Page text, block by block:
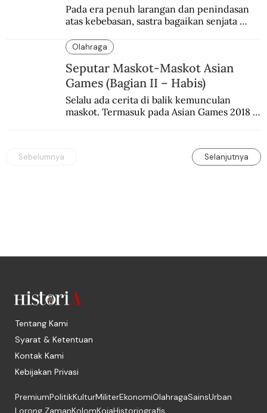
Pada era penuh larangan dan penindasan
atas kebebasan, sastra bagaikan senjata
Olahraga
Seputar Maskot-Maskot Asian
Games (Bagian II – Habis)
Selalu ada cerita di balik kemunculan
maskot. Termasuk pada Asian Games 2018
Sebelumnya Selanjutnya
Tentang Kami
Syarat & Ketentuan
Kontak Kami
Kebijakan Privasi
PremiumPolitikKulturMiliterEkonomiOlahragaSainsUrban
Lorong ZamanKolomKojaHistoriografis